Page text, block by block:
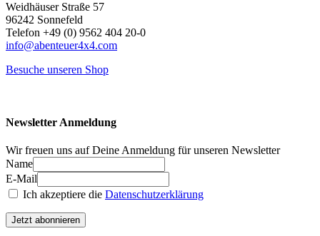
Weidhäuser Straße 57
96242 Sonnefeld
Telefon +49 (0) 9562 404 20-0
info@abenteuer4x4.com
Besuche unseren Shop
Newsletter Anmeldung
Wir freuen uns auf Deine Anmeldung für unseren Newsletter
Name
E-Mail
Ich akzeptiere die Datenschutzerklärung